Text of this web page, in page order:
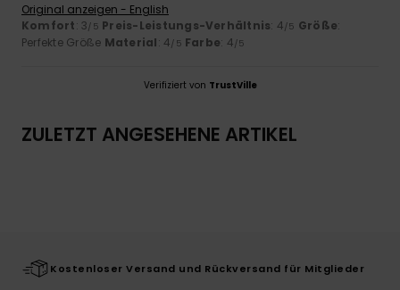
Original anzeigen - English
Komfort: 3/5 Preis-Leistungs-Verhältnis: 4/5 Größe:
Perfekte Größe Material: 4/5 Farbe: 4/5
Verifiziert von TrustVille
ZULETZT ANGESEHENE ARTIKEL
Kostenloser Versand und Rückversand für Mitglieder